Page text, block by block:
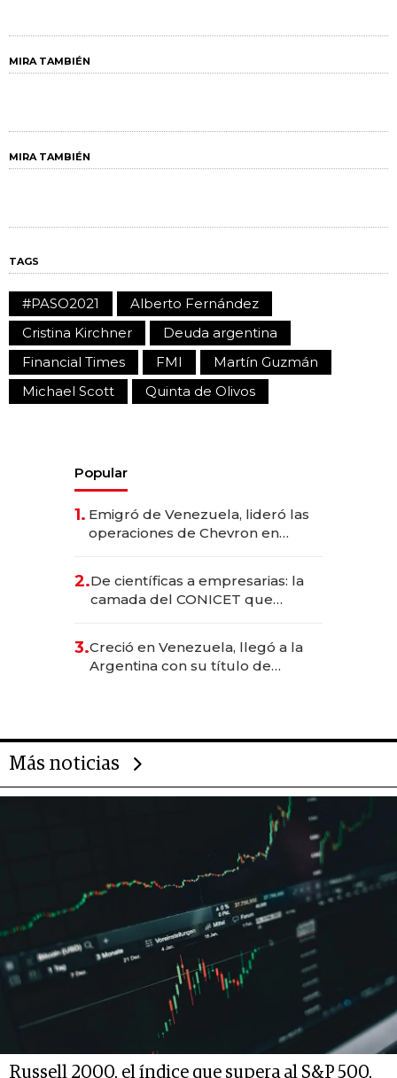
MIRA TAMBIÉN
MIRA TAMBIÉN
TAGS
#PASO2021
Alberto Fernández
Cristina Kirchner
Deuda argentina
Financial Times
FMI
Martín Guzmán
Michael Scott
Quinta de Olivos
Popular
1. Emigró de Venezuela, lideró las
operaciones de Chevron en
2.De científicas a empresarias: la
camada del CONICET que
3.Creció en Venezuela, llegó a la
Argentina con su título de
Más noticias
Russell 2000, el índice que supera al S&P 500,